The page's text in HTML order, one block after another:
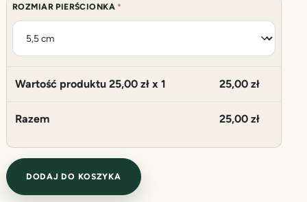
ROZMIAR PIERŚCIONKA *
Wartość produktu 25,00zł x 1 25,00zł
Razem 25,00zł
ilość Pierścionek „Moc tygrysiego oka”
DODAJ DO KOSZYKA